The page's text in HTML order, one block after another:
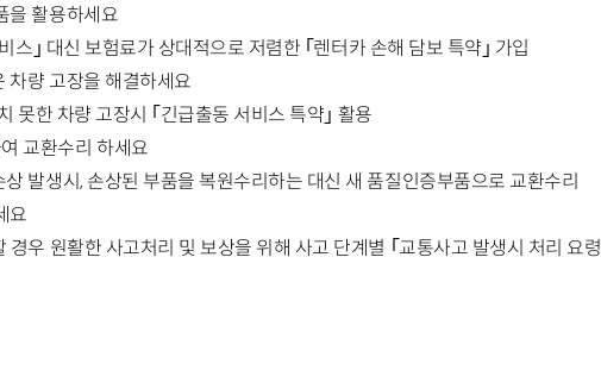
을 활용하세요
스 ｣ 대신 보험료가 상대적으로 저렴한 ｢렌터카손해 담보 특약 ｣ 가입
차량 고장을 해결하세요
못한 차량 고장시 ｢긴급출동 서비스 특약｣ 활용
교환수리 하세요
발생시, 손상된 부품을 복원수리하는 대신 새 품질인증부품으로 교환수리
요
경우 원활한 사고처리 및 보상을 위해 사고 단계별 ｢교통사고 발생시 처리 요령